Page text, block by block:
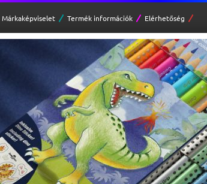
Márkaképviselet Termék információk Elérhetőség